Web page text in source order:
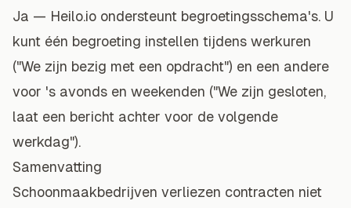
Ja — Heilo.io ondersteunt begroetingsschema's. U
kunt één begroeting instellen tijdens werkuren
("We zijn bezig met een opdracht") en een andere
voor 's avonds en weekenden ("We zijn gesloten,
laat een bericht achter voor de volgende
werkdag").
Samenvatting
Schoonmaakbedrijven verliezen contracten niet